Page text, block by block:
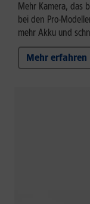
Mehr Kamera, das
bei den Pro-
mehr Akku und
Mehr erfahren